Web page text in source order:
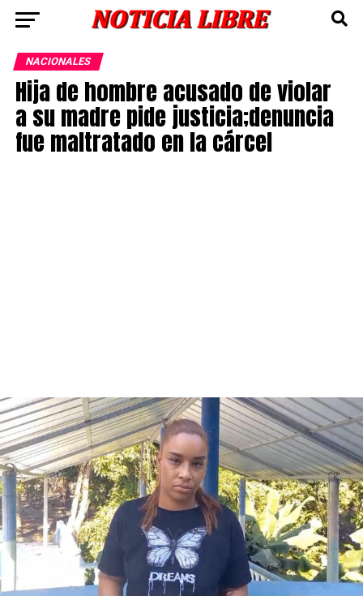
NACIONALES
Hija de hombre acusado de violar
a su madre pide justicia;denuncia
fue maltratado en la cárcel